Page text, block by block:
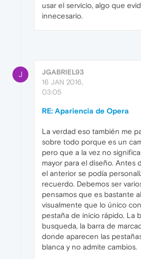
usar el servicio, algo que
innecesario.
J
JGABRIEL93
16 JAN 2016,
03:05
RE: Apariencia de Opera
La verdad eso también me
sobre todo porque es un
pero que a la vez no
mayor para el diseño. Antes
el anterior se podía
recuerdo. Debemos ser
pensamos que es bastante
visualmente que lo único
pestaña de inicio rápido. La
busqueda, la barra de
donde aparecen las
blanca y no admite cambios.